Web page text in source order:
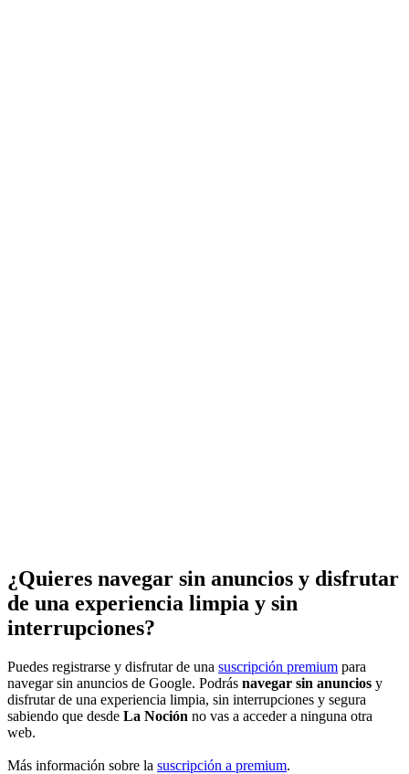
¿Quieres navegar sin anuncios y disfrutar
de una experiencia limpia y sin
interrupciones?
Puedes registrarse y disfrutar de una suscripción premium para
navegar sin anuncios de Google. Podrás navegar sin anuncios y
disfrutar de una experiencia limpia, sin interrupciones y segura
sabiendo que desde La Noción no vas a acceder a ninguna otra
web.
Más información sobre la suscripción a premium.